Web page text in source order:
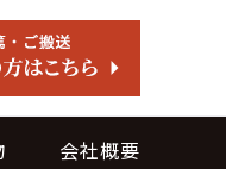
会社概要